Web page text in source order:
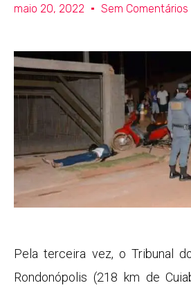
maio 20, 2022 Sem Comentários
Pela terceira vez, o Tribunal
Rondonópolis (218 km de